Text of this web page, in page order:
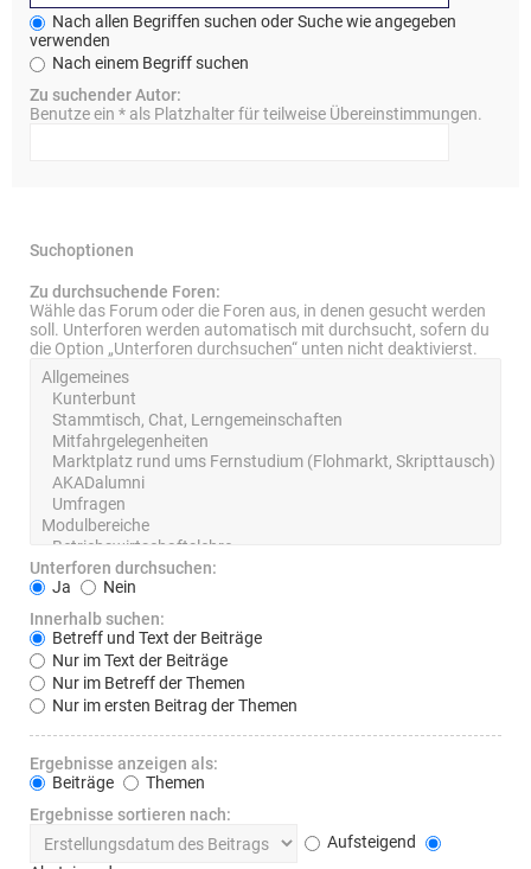
Nach allen Begriffen suchen oder Suche wie angegeben
verwenden
Nach einem Begriff suchen
Zu suchender Autor:
Benutze ein * als Platzhalter für teilweise Übereinstimmungen.
Suchoptionen
Zu durchsuchende Foren:
Wähle das Forum oder die Foren aus, in denen gesucht werden
soll. Unterforen werden automatisch mit durchsucht, sofern du
die Option „Unterforen durchsuchen“ unten nicht deaktivierst.
Unterforen durchsuchen:
Ja
Nein
Innerhalb suchen:
Betreff und Text der Beiträge
Nur im Text der Beiträge
Nur im Betreff der Themen
Nur im ersten Beitrag der Themen
Ergebnisse anzeigen als:
Beiträge
Themen
Ergebnisse sortieren nach:
Aufsteigend